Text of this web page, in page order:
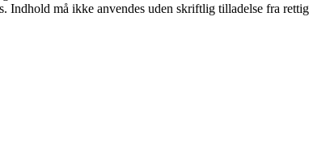
må ikke anvendes uden skriftlig tilladelse fra